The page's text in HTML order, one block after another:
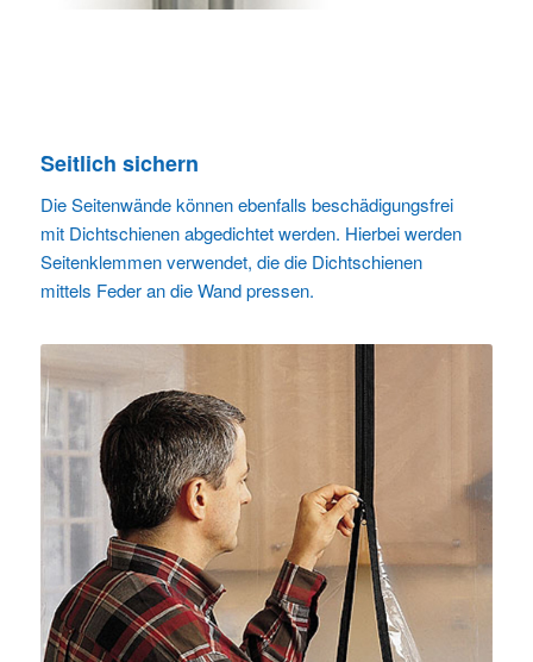
Seitlich sichern
Die Seitenwände können ebenfalls beschädigungsfrei
mit Dichtschienen abgedichtet werden. Hierbei werden
Seitenklemmen verwendet, die die Dichtschienen
mittels Feder an die Wand pressen.